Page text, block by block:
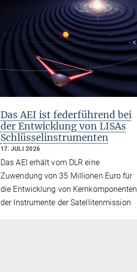
Das AEI ist federführend bei
der Entwicklung von LISAs
Schlüsselinstrumenten
17. JULI 2026
Das AEI erhält vom DLR eine
Zuwendung von 35 Millionen Euro für
die Entwicklung von Kernkomponenten
der Instrumente der Satellitenmission